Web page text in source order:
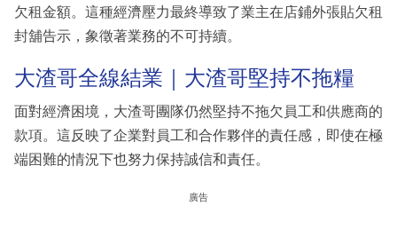
欠租金額。這種經濟壓力最終導致了業主在店鋪外張貼欠租
封舖告示，象徵著業務的不可持續。
大渣哥全線結業｜大渣哥堅持不拖糧
面對經濟困境，大渣哥團隊仍然堅持不拖欠員工和供應商的
款項。這反映了企業對員工和合作夥伴的責任感，即使在極
端困難的情況下也努力保持誠信和責任。
廣告